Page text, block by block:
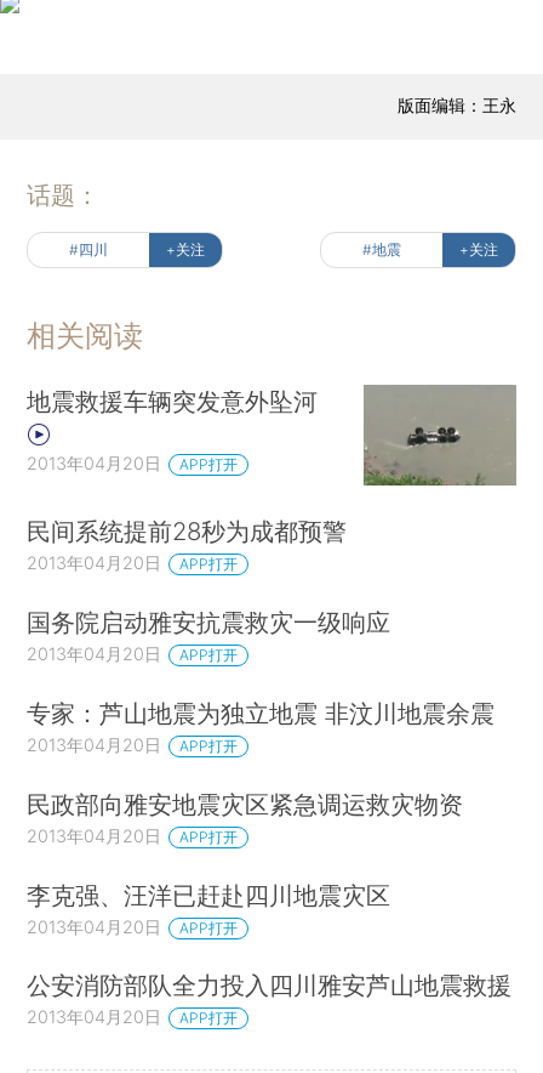
版面编辑：王永
话题：
#四川 +关注 #地震 +关注
相关阅读
地震救援车辆突发意外坠河
2013年04月20日 APP打开
民间系统提前28秒为成都预警
2013年04月20日 APP打开
国务院启动雅安抗震救灾一级响应
2013年04月20日 APP打开
专家：芦山地震为独立地震 非汶川地震余震
2013年04月20日 APP打开
民政部向雅安地震灾区紧急调运救灾物资
2013年04月20日 APP打开
李克强、汪洋已赶赴四川地震灾区
2013年04月20日 APP打开
公安消防部队全力投入四川雅安芦山地震救援
2013年04月20日 APP打开